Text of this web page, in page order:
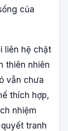
của
liên hệ chặt
thiên nhiên
vẫn chưa
thích hợp,
nhiệm
tranh